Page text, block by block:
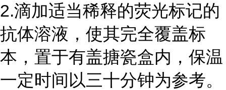
2.滴加适当稀释的荧光标记的
抗体溶液，使其完全覆盖标
本，置于有盖搪瓷盒内，保温
一定时间以三十分钟为参考。